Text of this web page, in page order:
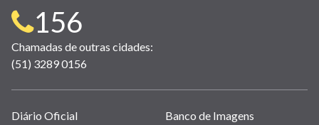
Telefone
para
contato:
156
Chamadas de outras cidades:
(51) 3289 0156
Links
Diário Oficial Banco de Imagens